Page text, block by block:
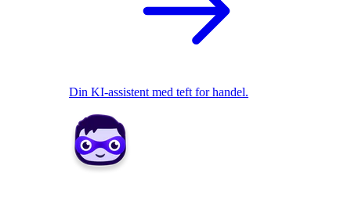
Din KI-assistent med teft for handel.